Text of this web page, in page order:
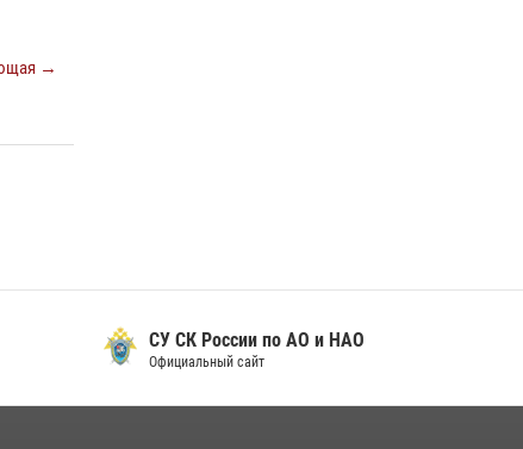
→
СУ СК России по АО и НАО
Официальный сайт